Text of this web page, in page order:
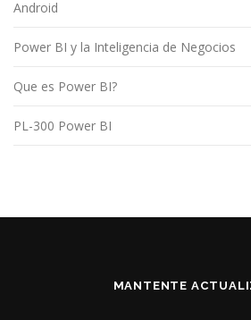
Android
Power BI y la Inteligencia de Negocios
Que es Power BI?
PL-300 Power BI
MANTENTE